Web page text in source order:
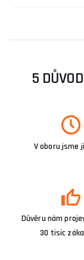
5
V oboru jsme
Důvěru nám
30 tisíc